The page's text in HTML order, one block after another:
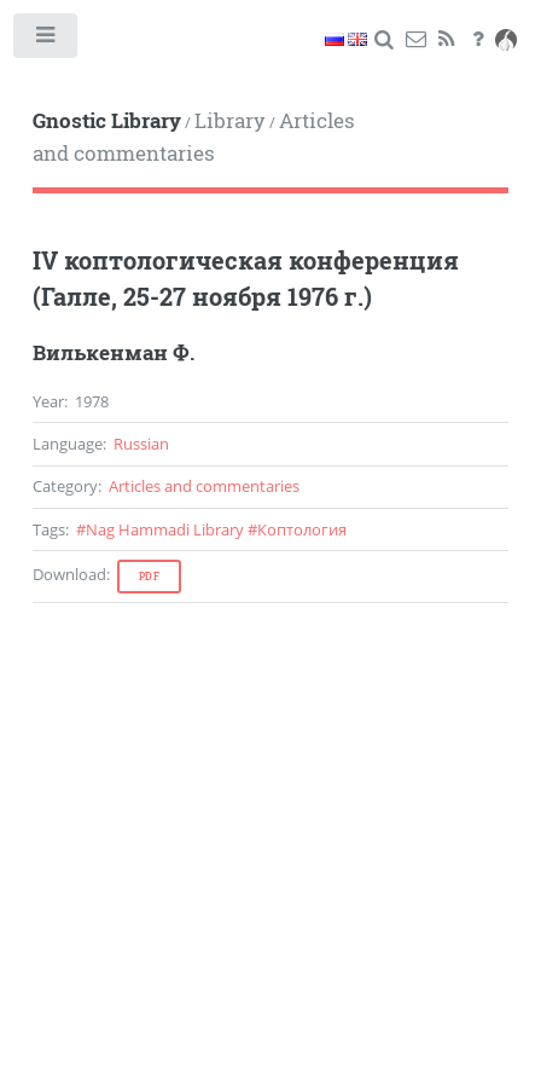
Gnostic Library/Library/Articles
and commentaries
IV коптологическая конференция
(Галле, 25-27 ноября 1976 г.)
Вилькенман Ф.
Year: 1978
Language: Russian
Category: Articles and commentaries
Tags: #Nag Hammadi Library#Коптология
Download: PDF